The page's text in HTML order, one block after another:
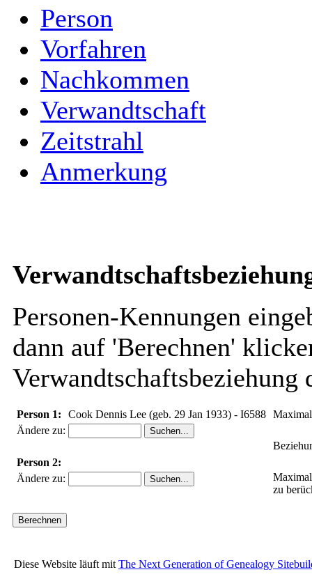
Person
Vorfahren
Nachkommen
Verwandtschaft
Zeitstrahl
Anmerkung
Personen-Kennungen
dann auf 'Berechnen'
Verwandtschaftsbeziehung
Person 1:
Cook Dennis Lee (geb. 29 Jan 1933) - I6588
Ändere zu:
Person 2:
Ändere zu:
zu
Diese Website läuft mit The Next Generation of Genealogy